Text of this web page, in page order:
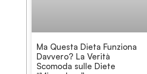
Ma Questa Dieta Funziona
Davvero? La Verità
Scomoda sulle Diete